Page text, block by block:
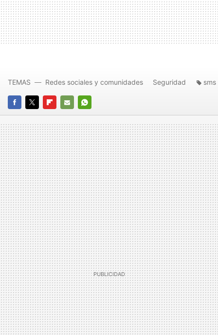
FACEBOOK
TWITTERFLIPBOARD
E-
MAIL
WHATSAPP
TEMAS Redes sociales y comunidades Seguridad sms